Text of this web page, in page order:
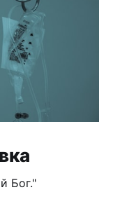
Бог."